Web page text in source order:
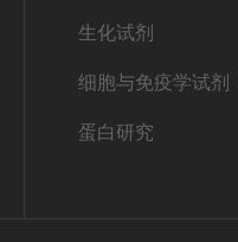
生化试剂
细胞与免疫学试剂
蛋白研究